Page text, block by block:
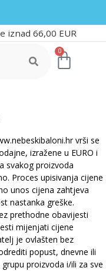
iznad 66,00 EUR
0
vrši se
izražene u EURO i
svakog proizvoda
Proces upisivanja cijene
unos cijena zahtjeva
nastanka greške.
prethodne obavijesti
mijenjati cijene
je ovlašten bez
popust, dnevne ili
proizvoda i/ili za sve